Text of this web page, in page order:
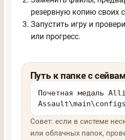
резервную копию своих
Запустить игру и
или прогресс.
Путь к папке с
Почетная медаль
Assault\main\configs
Совет: если в системе
или облачных папок,